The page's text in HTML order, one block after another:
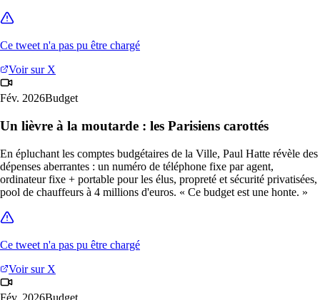
Ce tweet n'a pas pu être chargé
Voir sur X
Fév. 2026Budget
Un lièvre à la moutarde : les Parisiens carottés
En épluchant les comptes budgétaires de la Ville, Paul Hatte révèle des
dépenses aberrantes : un numéro de téléphone fixe par agent,
ordinateur fixe + portable pour les élus, propreté et sécurité privatisées,
pool de chauffeurs à 4 millions d'euros. « Ce budget est une honte. »
Ce tweet n'a pas pu être chargé
Voir sur X
Fév. 2026Budget